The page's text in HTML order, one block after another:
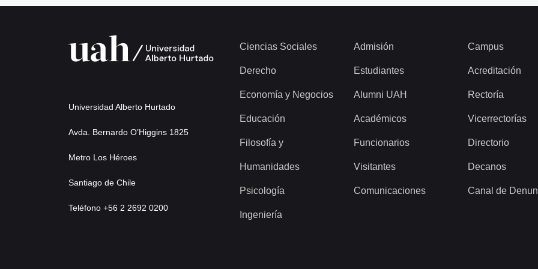
Universidad Alberto Hurtado
Avda. Bernardo O’Higgins 1825
Metro Los Héroes
Santiago de Chile
Teléfono +56 2 2692 0200
Ciencias Sociales
Derecho
Economía y Negocios
Educación
Filosofía y
Humanidades
Psicología
Ingeniería
Admisión
Estudiantes
Alumni UAH
Académicos
Funcionarios
Visitantes
Comunicaciones
Campus
Acreditación
Rectoría
Vicerrectorías
Directorio
Decanos
Canal de